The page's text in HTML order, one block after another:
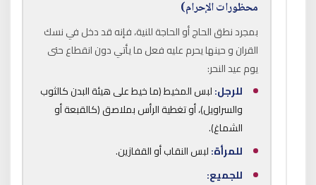
محظورات الإحرام)
بمجرد نطق الحاج أو الحاجة للنية، فإنه قد دخل في نسك
القران و حينها يحرم عليه فعل ما يأتي دون انقطاع حتى
يوم عيد النحر:
للرجل:لبس المخيط (ما خيط على هيئة البدن كالثوب
والسراويل)، أو تغطية الرأس بملاصق (كالقبعة أو
الشماغ).
للمرأة:لبس النقاب أو القفازين.
للجميع: